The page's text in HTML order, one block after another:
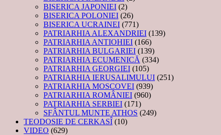
BISERICA JAPONIEI (2)
BISERICA POLONIEI (26)
BISERICA UCRAINEI (771)
PATRIARHIA ALEXANDRIEI (139)
PATRIARHIA ANTIOHIEI (166)
PATRIARHIA BULGARIEI (139)
PATRIARHIA ECUMENICĂ (334)
PATRIARHIA GEORGIEI (105)
PATRIARHIA IERUSALIMULUI (251)
PATRIARHIA MOSCOVEI (939)
PATRIARHIA ROMÂNIEI (960)
PATRIARHIA SERBIEI (171)
SFÂNTUL MUNTE ATHOS (249)
TEODOSIE DE CERKASÎ (10)
VIDEO (629)